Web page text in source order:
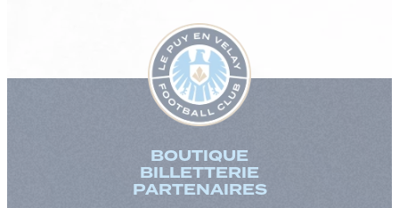
BOUTIQUE
BILLETTERIE
PARTENAIRES